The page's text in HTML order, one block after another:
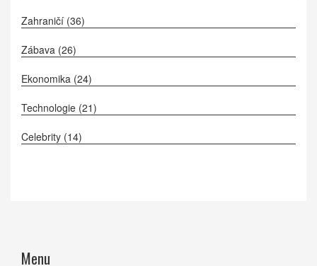
Zahraničí (36)
Zábava (26)
Ekonomika (24)
Technologie (21)
Celebrity (14)
Menu